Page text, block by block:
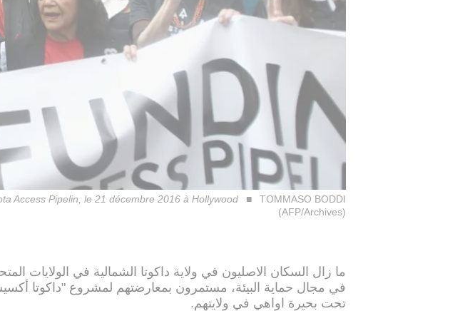
Access Pipelin, le 21 décembre 2016 à Hollywood
TOMMASO BODDI
(AFP/Archives)
ما زال السكان الاصليون في ولاية داكوتا الشمالية في الولايات
في مجال حماية البيئة، مستمرون بمعارضتهم لمشروع "داكوتا
تحت بحيرة اواهي في ولايتهم.